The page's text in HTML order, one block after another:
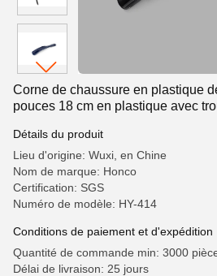
Corne de chaussure en plastique
pouces 18 cm en plastique avec
Détails du produit
Lieu d'origine: Wuxi, en Chine
Nom de marque: Honco
Certification: SGS
Numéro de modèle: HY-414
Conditions de paiement et d'expédition
Quantité de commande min: 3000
Délai de livraison: 25 jours